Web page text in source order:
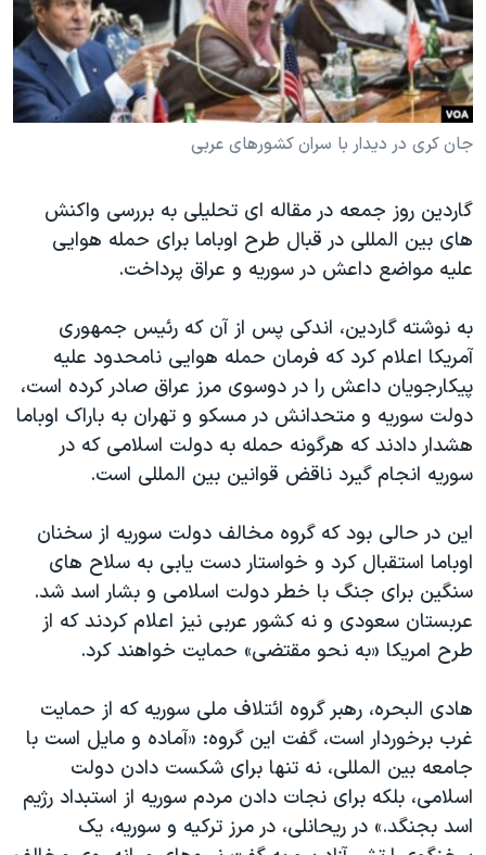
فرهنگ و زندگی
حقوق شهروندی
اقتصادی
علم و فناوری
گالری عکس
آرشیو پخش زنده
مستندها
انتخابات ریاست جمهوری آمریکا ۲۰۲۴
حمله جمهوری اسلامی به اسرائیل
رمز مهسا
اعتراضات زن، زندگی، آزادی
مجموعه مستندهای دادخواهی
دادگاه حمید نوری
چهل سال گروگان‌گیری
قانون شفافیت دارائی کادر رهبری ایران
اعتراضات مردمی آبان ۹۸
اسرائیل در جنگ
نرگس محمدی برنده جایزه نوبل صلح
همایش محافظه‌کاران آمریکا «سی‌پک»
صفحه‌های ویژه
سفر پرزیدنت ترامپ به چین
دنبال کنید
جان کری در دیدار با سران کشورهای عربی
گاردین روز جمعه در مقاله ای تحلیلی به بررسی واکنش
های بین المللی در قبال طرح اوباما برای حمله هوایی
علیه مواضع داعش در سوریه و عراق پرداخت.
به نوشته گاردین، اندکی پس از آن که رئیس جمهوری
آمریکا اعلام کرد که فرمان حمله هوایی نامحدود علیه
پیکارجویان داعش را در دوسوی مرز عراق صادر کرده است،
دولت سوریه و متحدانش در مسکو و تهران به باراک اوباما
هشدار دادند که هرگونه حمله به دولت اسلامی که در
سوریه انجام گیرد ناقض قوانین بین المللی است.
این در حالی بود که گروه مخالف دولت سوریه از سخنان
اوباما استقبال کرد و خواستار دست یابی به سلاح های
سنگین برای جنگ با خطر دولت اسلامی و بشار اسد شد.
عربستان سعودی و نه کشور عربی نیز اعلام کردند که از
طرح امریکا «به نحو مقتضی» حمایت خواهند کرد.
هادی البحره، رهبر گروه ائتلاف ملی سوریه که از حمایت
غرب برخوردار است، گفت این گروه: «آماده و مایل است با
جامعه بین المللی، نه تنها برای شکست دادن دولت
اسلامی، بلکه برای نجات دادن مردم سوریه از استبداد رژیم
اسد بجنگد.» در ریحانلی، در مرز ترکیه و سوریه، یک